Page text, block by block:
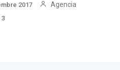
2017
Agencia
3